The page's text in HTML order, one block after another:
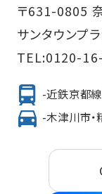
〒631-0805
サンタウンプ
TEL:0120-
-近鉄京都線
-木津川市